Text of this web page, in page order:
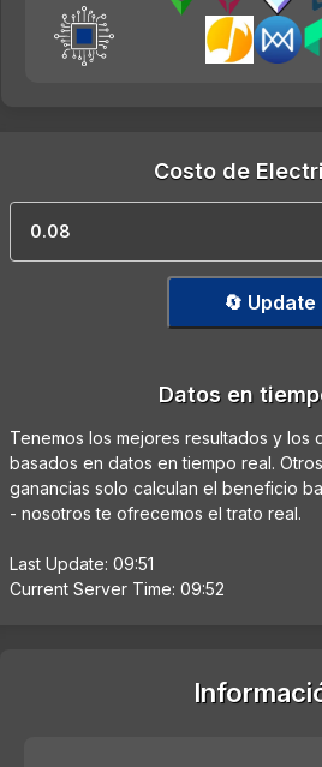
Costo de
🔄 Update
Datos en
Tenemos los mejores resultados y los
basados en datos en tiempo real.
ganancias solo calculan el beneficio
- nosotros te ofrecemos el trato real.
Last Update: 09:51
Current Server Time: 09:52